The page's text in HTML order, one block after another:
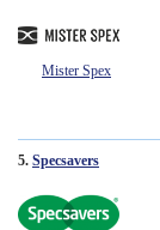
Mister Spex
5. Specsavers